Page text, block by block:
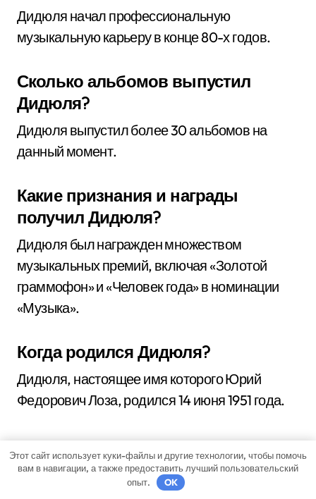
Дидюля начал профессиональную
музыкальную карьеру в конце 80-х годов.
Сколько альбомов выпустил
Дидюля?
Дидюля выпустил более 30 альбомов на
данный момент.
Какие признания и награды
получил Дидюля?
Дидюля был награжден множеством
музыкальных премий, включая «Золотой
граммофон» и «Человек года» в номинации
«Музыка».
Когда родился Дидюля?
Дидюля, настоящее имя которого Юрий
Федорович Лоза, родился 14 июня 1951 года.
Этот сайт использует куки-файлы и другие технологии, чтобы помочь
вам в навигации, а также предоставить лучший пользовательский
опыт.
OK